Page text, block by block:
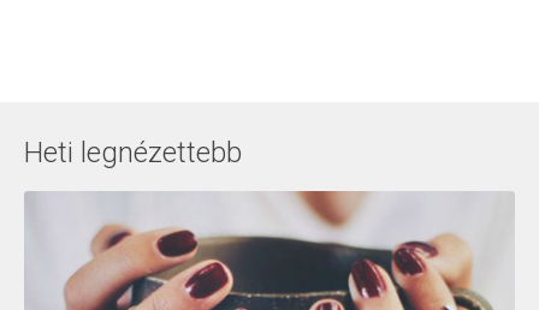
Heti legnézettebb